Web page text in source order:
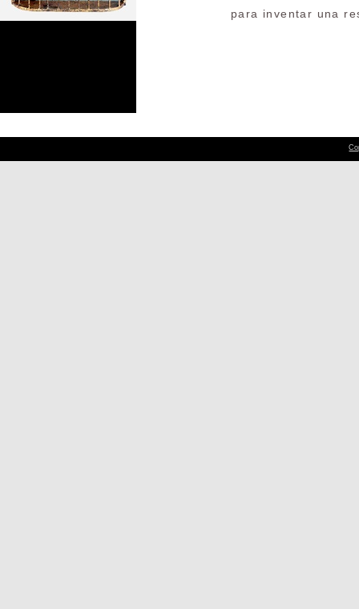
para inventar una